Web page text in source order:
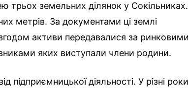
трьох земельних ділянок у Сокільниках.
метрів. За документами ці землі
активи передавалися за ринковими
яких виступали члени родини.
підприємницької діяльності. У різні роки